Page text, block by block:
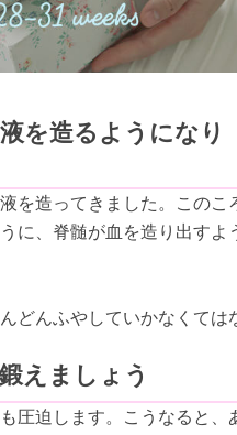
を造るようになり
を造ってきました。このこ
に、脊髄が血を造り出すよ
どんふやしていかなくては
えましょう
圧迫します。こうなると、